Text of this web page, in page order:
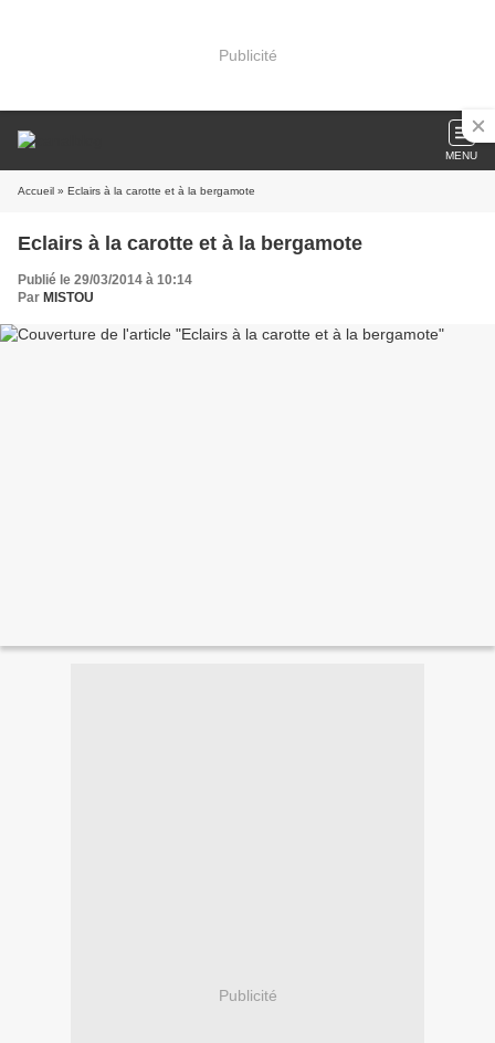
Publicité
MENU
Accueil » Eclairs à la carotte et à la bergamote
Eclairs à la carotte et à la bergamote
Publié le 29/03/2014 à 10:14
Par MISTOU
Publicité